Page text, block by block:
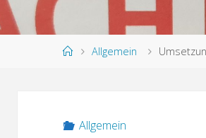
SUCHEN
StartAllgemein
Allgemein